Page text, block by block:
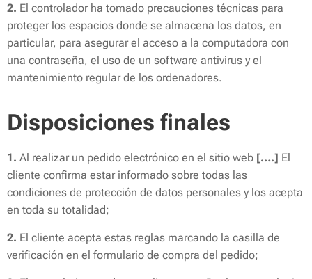
2. El controlador ha tomado precauciones técnicas para
proteger los espacios donde se almacena los datos, en
particular, para asegurar el acceso a la computadora con
una contraseña, el uso de un software antivirus y el
mantenimiento regular de los ordenadores.
Disposiciones finales
1. Al realizar un pedido electrónico en el sitio web [….] El
cliente confirma estar informado sobre todas las
condiciones de protección de datos personales y los acepta
en toda su totalidad;
2. El cliente acepta estas reglas marcando la casilla de
verificación en el formulario de compra del pedido;